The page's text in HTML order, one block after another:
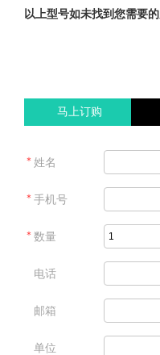
以上型号如未找到您需要
马上订购
＊ 姓名
＊ 手机号
＊ 数量
电话
邮箱
单位